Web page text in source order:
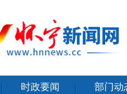
时政要闻
部门动